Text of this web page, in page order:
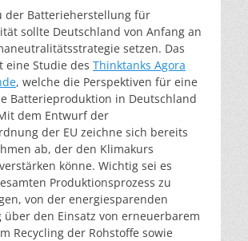
der Batterieherstellung für
sollte Deutschland von Anfang an
setzen. Das
eine Studie des Thinktanks Agora
, welche die Perspektiven für eine
Batterieproduktion in Deutschland
dem Entwurf der
der EU zeichne sich bereits
ab, der den Klimakurs
könne. Wichtig sei es
Produktionsprozess zu
von der energiesparenden
den Einsatz von erneuerbarem
Recycling der Rohstoffe sowie